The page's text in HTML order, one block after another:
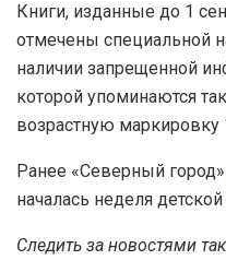
Книги, изданные до 1
отмечены специальной
наличии запрещенной
которой упоминаются
возрастную маркировку
Ранее «Северный город»
началась неделя
Следить за новостями